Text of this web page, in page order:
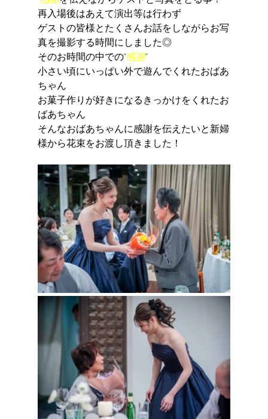
再入場後はあえて演出等は行わず
ゲストの皆様とたくさんお話をしながらお写
真を撮影する時間にしました◎
そのお時間の中での“感謝”
小さい頃にいっぱい外で遊んでくれたおばあ
ちゃん
お菓子作りが好きになるきっかけをくれたお
ばあちゃん
そんなおばあちゃんに感謝を伝えたいと新婦
様から花束をお渡し頂きました！